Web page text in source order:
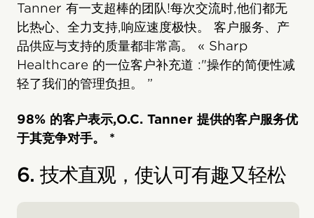
Tanner 有一支超棒的团队!每次交流时,他们都无
比热心、全力支持,响应速度极快。 客户服务、产
品供应与支持的质量都非常高。 « Sharp
Healthcare 的一位客户补充道 :"操作的简便性减
轻了我们的管理负担。 ”
98% 的客户表示,O.C. Tanner 提供的客户服务优
于其竞争对手。 *
6. 技术直观，使认可有趣又轻松